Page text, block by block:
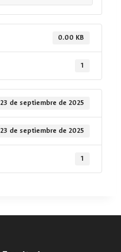
0.00 KB
1
23 de septiembre de 2025
23 de septiembre de 2025
1